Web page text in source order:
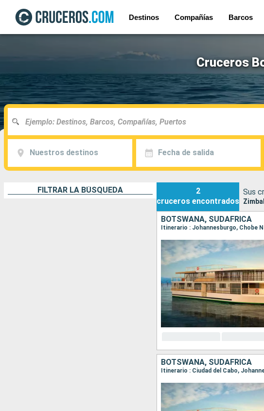
Destinos Compañías Barcos
Cruceros
Nuestros destinos Fecha de salida
FILTRAR LA BÚSQUEDA
2
cruceros encontrados
Sus
BOTSWANA, SUDAFRICA
Itinerario : Johannesburgo, Chobe
BOTSWANA, SUDAFRICA
Itinerario : Ciudad del Cabo,